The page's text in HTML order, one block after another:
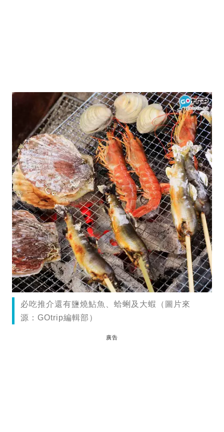
必吃推介還有鹽燒鮎魚、蛤蜊及大蝦（圖片來
源：GOtrip編輯部）
廣告